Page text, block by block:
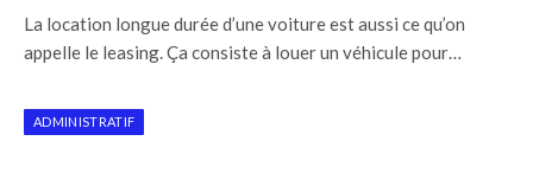
La location longue durée d’une voiture est aussi ce qu’on
appelle le leasing. Ça consiste à louer un véhicule pour…
ADMINISTRATIF